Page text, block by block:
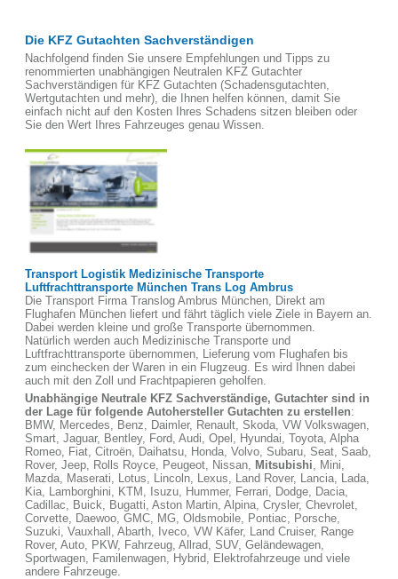
Die KFZ Gutachten Sachverständigen
Nachfolgend finden Sie unsere Empfehlungen und Tipps zu
renommierten unabhängigen Neutralen KFZ Gutachter
Sachverständigen für KFZ Gutachten (Schadensgutachten,
Wertgutachten und mehr), die Ihnen helfen können, damit Sie
einfach nicht auf den Kosten Ihres Schadens sitzen bleiben oder
Sie den Wert Ihres Fahrzeuges genau Wissen.
Transport Logistik Medizinische Transporte
Luftfrachttransporte München Trans Log Ambrus
Die Transport Firma Translog Ambrus München, Direkt am
Flughafen München liefert und fährt täglich viele Ziele in Bayern an.
Dabei werden kleine und große Transporte übernommen.
Natürlich werden auch Medizinische Transporte und
Luftfrachttransporte übernommen, Lieferung vom Flughafen bis
zum einchecken der Waren in ein Flugzeug. Es wird Ihnen dabei
auch mit den Zoll und Frachtpapieren geholfen.
Unabhängige Neutrale KFZ Sachverständige, Gutachter sind in
der Lage für folgende Autohersteller Gutachten zu erstellen:
BMW, Mercedes, Benz, Daimler, Renault, Skoda, VW Volkswagen,
Smart, Jaguar, Bentley, Ford, Audi, Opel, Hyundai, Toyota, Alpha
Romeo, Fiat, Citroën, Daihatsu, Honda, Volvo, Subaru, Seat, Saab,
Rover, Jeep, Rolls Royce, Peugeot, Nissan, Mitsubishi, Mini,
Mazda, Maserati, Lotus, Lincoln, Lexus, Land Rover, Lancia, Lada,
Kia, Lamborghini, KTM, Isuzu, Hummer, Ferrari, Dodge, Dacia,
Cadillac, Buick, Bugatti, Aston Martin, Alpina, Crysler, Chevrolet,
Corvette, Daewoo, GMC, MG, Oldsmobile, Pontiac, Porsche,
Suzuki, Vauxhall, Abarth, Iveco, VW Käfer, Land Cruiser, Range
Rover, Auto, PKW, Fahrzeug, Allrad, SUV, Geländewagen,
Sportwagen, Familenwagen, Hybrid, Elektrofahrzeuge und viele
andere Fahrzeuge.